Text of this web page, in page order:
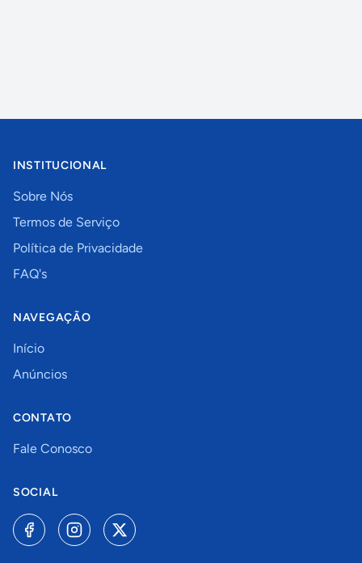
INSTITUCIONAL
Sobre Nós
Termos de Serviço
Política de Privacidade
FAQ's
NAVEGAÇÃO
Início
Anúncios
CONTATO
Fale Conosco
SOCIAL